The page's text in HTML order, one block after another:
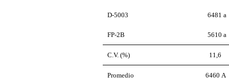
D-5003 6481 a
FP-2B 5610 a
C.V. (%) 11,6
Promedio 6460 A